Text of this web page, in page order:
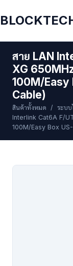
สาย LAN
XG
100M/Easy
Cable)
สินค้าทั้งหมด / ระบ
Interlink Cat6A F/
100M/Easy Box